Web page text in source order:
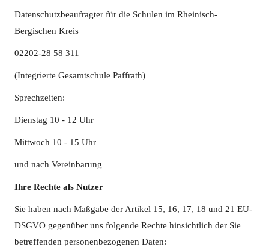
Datenschutzbeaufragter für die Schulen im Rheinisch-
Bergischen Kreis
02202-28 58 311
(Integrierte Gesamtschule Paffrath)
Sprechzeiten:
Dienstag 10 - 12 Uhr
Mittwoch 10 - 15 Uhr
und nach Vereinbarung
Ihre Rechte als Nutzer
Sie haben nach Maßgabe der Artikel 15, 16, 17, 18 und 21 EU-
DSGVO gegenüber uns folgende Rechte hinsichtlich der Sie
betreffenden personenbezogenen Daten: